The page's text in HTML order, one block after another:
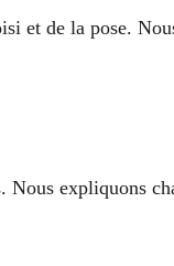
et de la pose.
Nous expliquons